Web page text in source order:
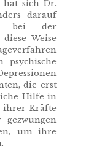
sich Dr.
darauf
bei der
Weise
die erst
Hilfe in
ihrer Kräfte
um ihre